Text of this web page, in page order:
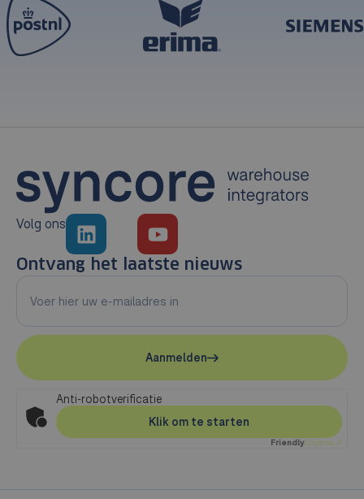
Volg ons
Ontvang het laatste nieuws
Anti-robotverificatie
Klik om te starten
FriendlyCaptcha ⇗
Aanmelden